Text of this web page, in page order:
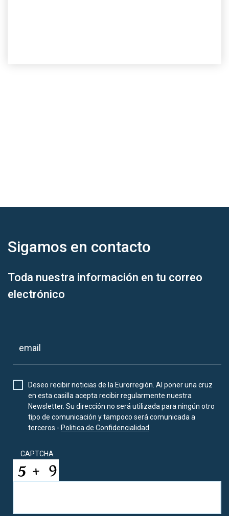
Sigamos en contacto
Toda nuestra información en tu correo
electrónico
Deseo recibir noticias de la Eurorregión. Al poner una cruz
en esta casilla acepta recibir regularmente nuestra
Newsletter. Su dirección no será utilizada para ningún otro
tipo de comunicación y tampoco será comunicada a
terceros - Politica de Confidencialidad
CAPTCHA